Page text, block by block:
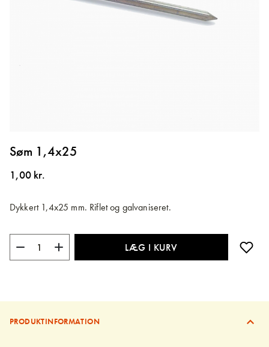
til
starten
billedgalleriet
Søm 1,4x25
1,00 kr.
Dykkert 1,4x25 mm. Riflet og galvaniseret.
LÆG I KURV
PRODUKTINFORMATION